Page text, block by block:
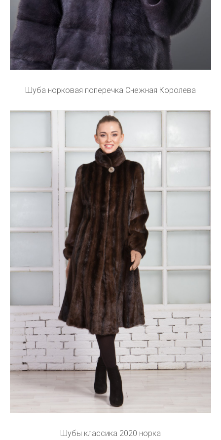
Шуба норковая поперечка Снежная Королева
Шубы классика 2020 норка